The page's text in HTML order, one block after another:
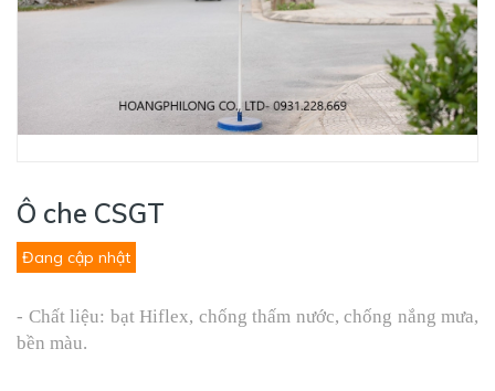
Ô che CSGT
Đang cập nhật
- Chất liệu: bạt Hiflex, chống thấm nước, chống nắng mưa,
bền màu.